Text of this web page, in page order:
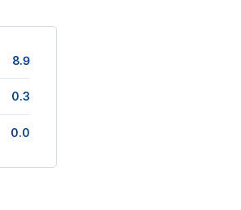
8.9
0.3
0.0